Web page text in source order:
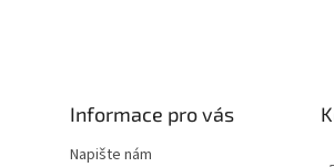
Informace pro vás
Napište nám